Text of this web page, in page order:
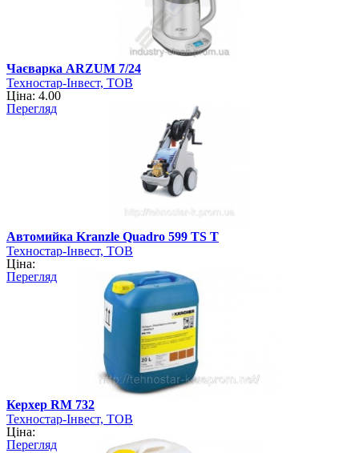
Чаєварка ARZUM 7/24
Техностар-Інвест, ТОВ
Ціна: 4.00
Перегляд
Автомийка Kranzle Quadro 599 TS T
Техностар-Інвест, ТОВ
Ціна:
Перегляд
Керхер RM 732
Техностар-Інвест, ТОВ
Ціна:
Перегляд